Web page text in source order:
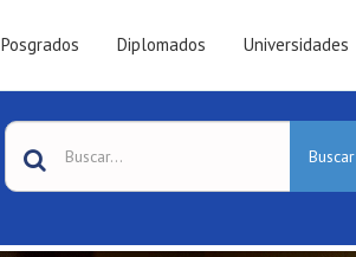
Posgrados Diplomados Universidades
Buscar